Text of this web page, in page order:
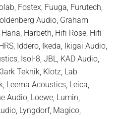
Fostex, Fuuga, Furutech,
Audio, Graham
Harbeth, Hifi Rose, Hifi-
Iddero, Ikeda, Ikigai Audio,
Isol-8, JBL, KAD Audio,
Teknik, Klotz, Lab
Leema Acoustics, Leica,
Audio, Loewe, Lumin,
Lyngdorf, Magico,